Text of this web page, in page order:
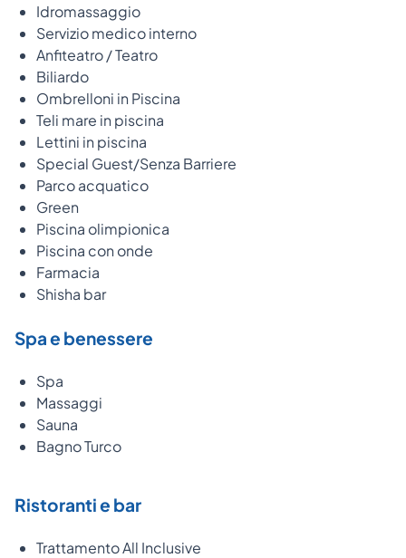
Idromassaggio
Servizio medico interno
Anfiteatro / Teatro
Biliardo
Ombrelloni in Piscina
Teli mare in piscina
Lettini in piscina
Special Guest/Senza Barriere
Parco acquatico
Green
Piscina olimpionica
Piscina con onde
Farmacia
Shisha bar
Spa e benessere
Spa
Massaggi
Sauna
Bagno Turco
Ristoranti e bar
Trattamento All Inclusive